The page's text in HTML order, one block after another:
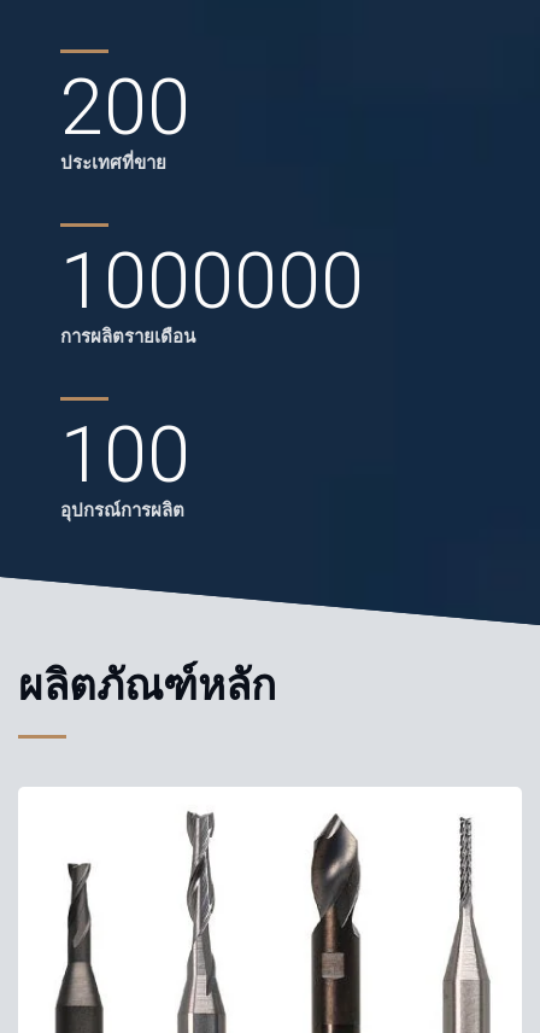
200
ประเทศที่ขาย
1000000
การผลิตรายเดือน
100
อุปกรณ์การผลิต
ผลิตภัณฑ์หลัก